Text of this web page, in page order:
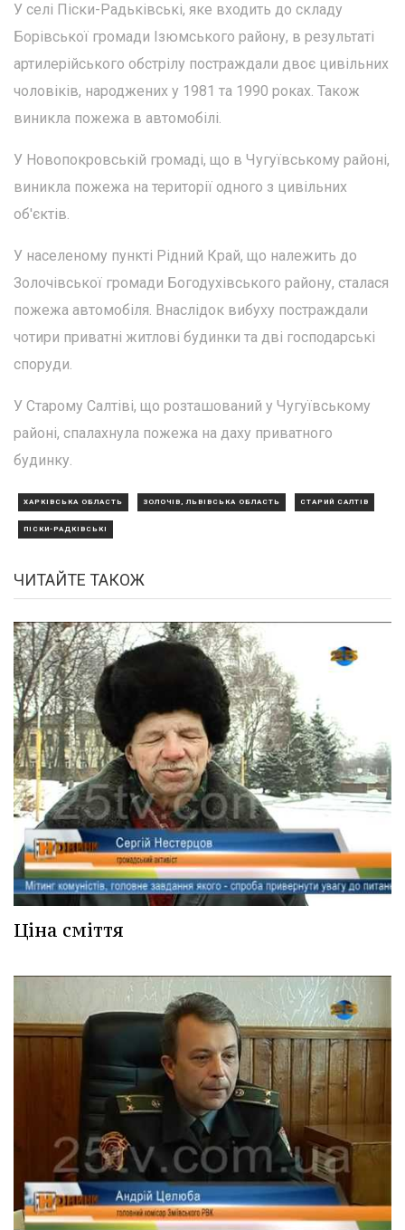
У селі Піски-Радьківські, яке входить до складу
Борівської громади Ізюмського району, в результаті
артилерійського обстрілу постраждали двоє цивільних
чоловіків, народжених у 1981 та 1990 роках. Також
виникла пожежа в автомобілі.
У Новопокровській громаді, що в Чугуївському районі,
виникла пожежа на території одного з цивільних
об'єктів.
У населеному пункті Рідний Край, що належить до
Золочівської громади Богодухівського району, сталася
пожежа автомобіля. Внаслідок вибуху постраждали
чотири приватні житлові будинки та дві господарські
споруди.
У Старому Салтіві, що розташований у Чугуївському
районі, спалахнула пожежа на даху приватного
будинку.
ХАРКІВСЬКА ОБЛАСТЬ ЗОЛОЧІВ, ЛЬВІВСЬКА ОБЛАСТЬ СТАРИЙ САЛТІВ
ПІСКИ-РАДКІВСЬКІ
ЧИТАЙТЕ ТАКОЖ
Ціна сміття